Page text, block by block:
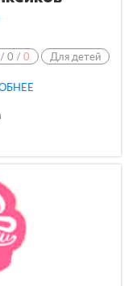
/0 /0 Для детей